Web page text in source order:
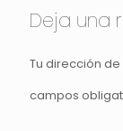
Deja una
Tu dirección
campos